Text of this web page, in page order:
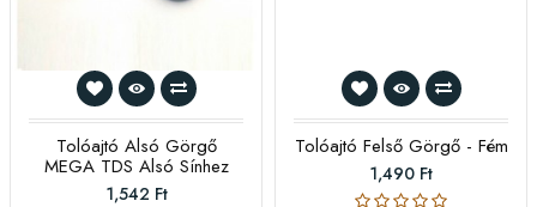
Tolóajtó Alsó Görgő
MEGA TDS Alsó Sínhez
1,542 Ft
Tolóajtó Felső Görgő - Fém
1,490 Ft